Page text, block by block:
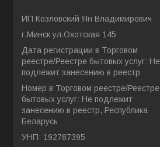
ИП Козловский Ян Владимирович
г.Минск ул.Охотская 145
Дата регистрации в Торговом
реестре/Реестре бытовых услуг: Не
подлежит занесению в реестр
Номер в Торговом реестре/Реестре
бытовых услуг: Не подлежит
занесению в реестр, Республика
Беларусь
УНП: 192787395